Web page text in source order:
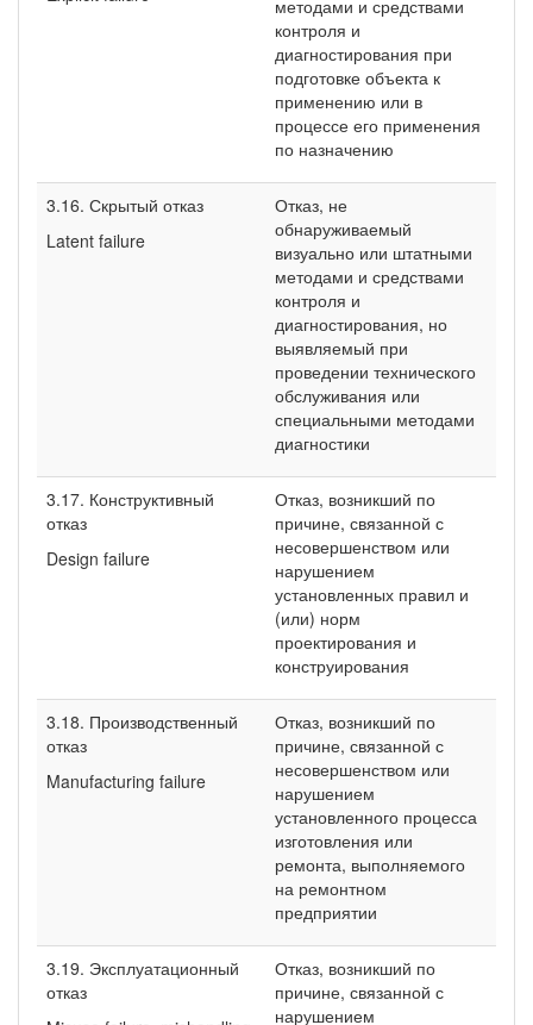
методами и средствами
контроля и
диагностирования при
подготовке объекта к
применению или в
процессе его применения
по назначению
3.16. Скрытый отказ
Latent failure
Отказ, не
обнаруживаемый
визуально или штатными
методами и средствами
контроля и
диагностирования, но
выявляемый при
проведении технического
обслуживания или
специальными методами
диагностики
3.17. Конструктивный
отказ
Design failure
Отказ, возникший по
причине, связанной с
несовершенством или
нарушением
установленных правил и
(или) норм
проектирования и
конструирования
3.18. Производственный
отказ
Manufacturing failure
Отказ, возникший по
причине, связанной с
несовершенством или
нарушением
установленного процесса
изготовления или
ремонта, выполняемого
на ремонтном
предприятии
3.19. Эксплуатационный
отказ
Отказ, возникший по
причине, связанной с
нарушением